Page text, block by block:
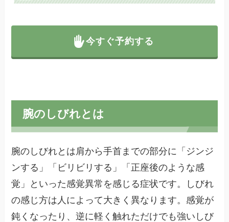
今すぐ予約する
腕のしびれとは
腕のしびれとは肩から手首までの部分に「ジンジ
ンする」「ビリビリする」「正座後のような感
覚」といった感覚異常を感じる症状です。しびれ
の感じ方は人によって大きく異なります。感覚が
鈍くなったり、逆に軽く触れただけでも強いしび